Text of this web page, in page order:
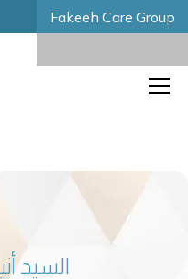
Fakeeh Care Group
السيد